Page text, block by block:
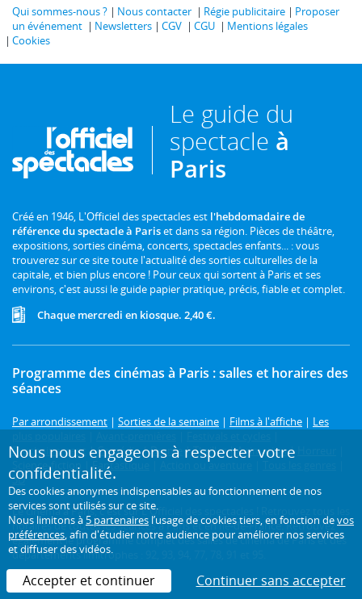
Qui sommes-nous ? Nous contacter Régie publicitaire
Proposer
un événement
Newsletters CGV CGU
Mentions légales
Cookies
Le guide du
spectacle à
Paris
Créé en 1946, L'Officiel des spectacles est l'hebdomadaire de
référence du spectacle à Pariset dans sa région. Pièces de théâtre,
expositions, sorties cinéma, concerts, spectacles enfants... : vous
trouverez sur ce site toute l'actualité des sorties culturelles de la
capitale, et bien plus encore ! Pour ceux qui sortent à Paris et ses
environs, c'est aussi le guide papier pratique, précis, fiable et complet.
Chaque mercredi en kiosque. 2,40 €.
Programme des cinémas à Paris : salles et horaires des
séances
Par arrondissement | Sorties de la semaine | Films à l'affiche | Les
Prochainement |Comédie|Drame |Thriller|Animation|
Science-fiction
|Fantastique Action ou aventure
3D
Le cinéma à Paris, c'est sur L'Officiel des spectacles ! Retrouvez tous les
horaires de toutes les séances à Paris et en Île-de-France. Retrouvez
également le programme complet des salles de cinéma de Paris et des
départements limitrophes : 92, 93, 94, 77, 78, 91 et 95.
Nous nous engageons à respecter votre
confidentialité.
Des cookies anonymes indispensables au fonctionnement de nos
services sont utilisés sur ce site.
Nous limitons à 5 partenaires l’usage de cookies tiers, en fonction devos
préférences, afin d'étudier notre audience pour améliorer nos services
et diffuser des vidéos.
Accepter et continuer Continuer sans accepter